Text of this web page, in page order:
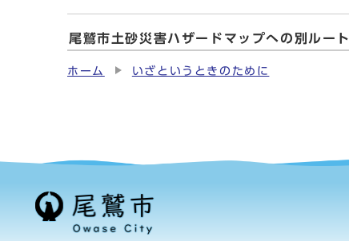
尾鷲市土砂災害ハザードマップへの別ルート
ホーム いざというときのために